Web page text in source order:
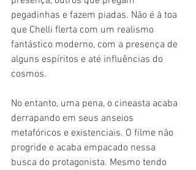
pegadinhas e fazem piadas. Não é à toa
que Chelli flerta com um realismo
fantástico moderno, com a presença de
alguns espíritos e até influências do
cosmos.
No entanto, uma pena, o cineasta acaba
derrapando em seus anseios
metafóricos e existenciais. O filme não
progride e acaba empacado nessa
busca do protagonista. Mesmo tendo